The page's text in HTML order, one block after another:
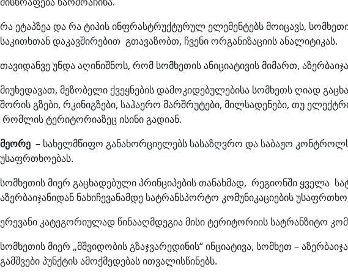
რა ეტაპზეა და რა ტიპის ინფრასტრუქტურულ ელემენტებს მოიცავს,
საკითხთან დაკავშირებით გთავაზობთ, ჩვენი ორგანიზაციის ანალიტიკას.
თავიდანვე უნდა აღინიშნოს, რომ სომხეთის ანიციატივის მიმართ,
მიუხედავათ, მეზობელი ქვეყნების დამოკიდებულებისა სომხეთს ღიად
შორის გზები, რკინიგზები, საჰაერო მარშრუტები, მილსადენები, თუ
რომლის ტერიტორიაზეც ისინი გადიან.
მეორე – სახელმწიფო განახორციელებს სასაზღვრო და საბაჟო
უსაფრთხოებას.
სომხეთის მიერ გაცხადებული პრინციპების თანახმად, რეგიონში ყველა
აზერბაიჯანიდან ნახიჩევანამდე სატრანსპორტო კომუნიკაციების
ერევანი კატეგორიულად წინააღმდეგია მისი ტერიტორიის სატრანზიტო
სომხეთის მიერ „მშვიდობის გზაჯვარედინის“ ინციატივა, სომხეთ –
გამშვები პუნქტის ამოქმედებას ითვალისწინებს.